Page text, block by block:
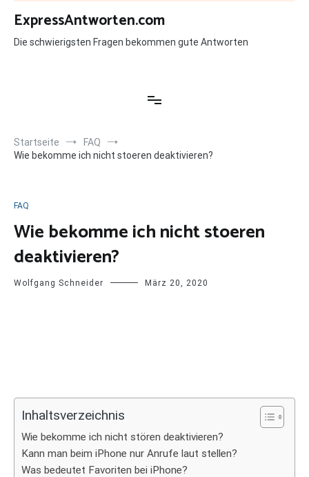
Zum
Inhalt
springen
ExpressAntworten.com
Die schwierigsten Fragen bekommen gute Antworten
Startseite
FAQ
Wie bekomme ich nicht stoeren deaktivieren?
FAQ
Wie bekomme ich nicht stoeren
deaktivieren?
Wolfgang Schneider März 20, 2020
Inhaltsverzeichnis
Wie bekomme ich nicht stören deaktivieren?
Kann man beim iPhone nur Anrufe laut stellen?
Was bedeutet Favoriten bei iPhone?